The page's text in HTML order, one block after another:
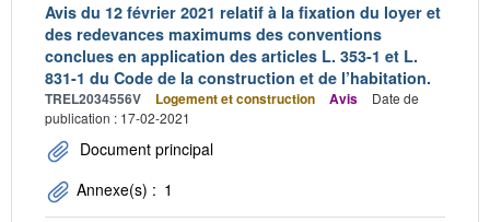
Avis du 12 février 2021 relatif à la fixation du loyer et
des redevances maximums des conventions
conclues en application des articles L. 353-1 et L.
831-1 du Code de la construction et de l’habitation.
TREL2034556V Logement et construction Avis
Date de
publication : 17-02-2021
Document principal
Annexe(s) : 1